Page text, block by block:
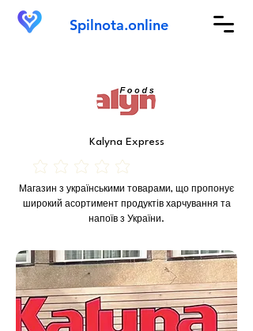
Spilnota.online
Kalyna Express
Ще немає оцінок
Магазин з українськими товарами, що пропонує
широкий асортимент продуктів харчування та
напоїв з України.